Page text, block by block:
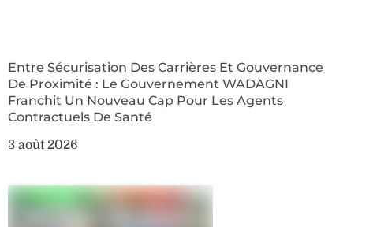
Entre Sécurisation Des Carrières Et Gouvernance
De Proximité : Le Gouvernement WADAGNI
Franchit Un Nouveau Cap Pour Les Agents
Contractuels De Santé
3 août 2026